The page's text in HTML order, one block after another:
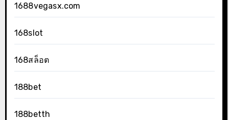
1688vegasx.com
168slot
168สล็อต
188bet
188betth